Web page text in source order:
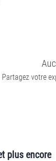
Partagez votre
plus encore